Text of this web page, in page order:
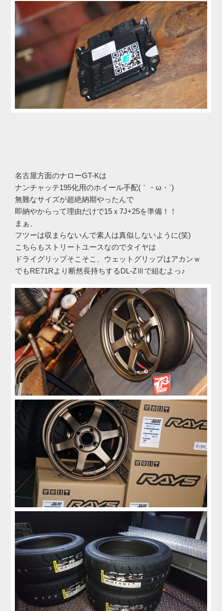
名古屋方面のナローGT-Kは
ナンチャッテ195化用のホイール手配(｀・ω・´)ゞ
無難なサイズが超絶納期やったんで
即納やからって理由だけで15ｘ7J+25を準備！！
まぁ、
フツーは収まらないんで素人は真似しないように(笑)
こちらもストリートユースなのでタイヤは
ドライグリップそこそこ、ウェットグリップはアカンｗ
でもRE71Rより断然長持ちするDL-ZⅢで組むよっ♪